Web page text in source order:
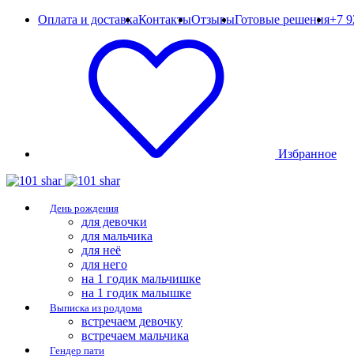
Оплата и доставкаКонтактыОтзывыГотовые решения+7
Избранное
День рождения
для девочки
для мальчика
для неё
для него
на 1 годик мальчишке
на 1 годик малышке
Выписка из роддома
встречаем девочку
встречаем мальчика
Гендер пати